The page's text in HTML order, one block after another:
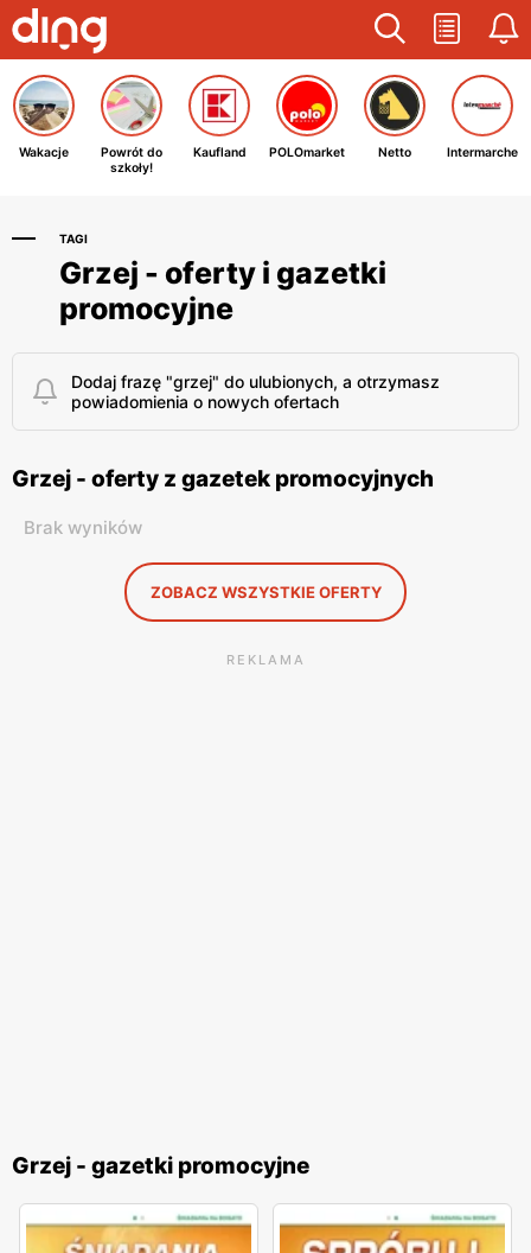
Wakacje
Powrót do
szkoły!
Kaufland POLOmarket Netto Intermarche
TAGI
Grzej - oferty i gazetki
promocyjne
Dodaj frazę "grzej" do ulubionych, a otrzymasz
powiadomienia o nowych ofertach
Grzej - oferty z gazetek promocyjnych
Brak wyników
ZOBACZ WSZYSTKIE OFERTY
REKLAMA
Grzej - gazetki promocyjne